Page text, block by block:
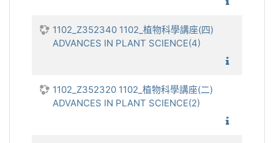
1102_Z352340 1102_植物科學講座(四)
ADVANCES IN PLANT SCIENCE(4)
1102_Z352320 1102_植物科學講座(二)
ADVANCES IN PLANT SCIENCE(2)